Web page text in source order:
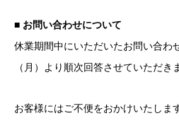
■ お問い合わせについて
休業期間中にいただいたお問い合わ
（月）より順次回答させていただき
お客様にはご不便をおかけいたしま